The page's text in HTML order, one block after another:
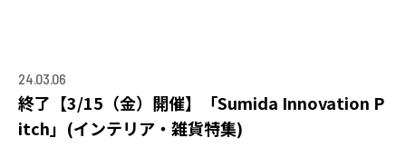
PROGRAM
アクセラレーション
24.03.06
終了【3/15（金）開催】「Sumida Innovation P
itch」(インテリア・雑貨特集)